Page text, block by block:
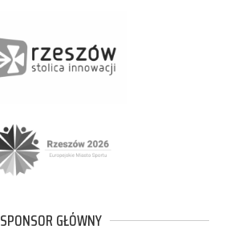
SPONSOR GŁÓWNY